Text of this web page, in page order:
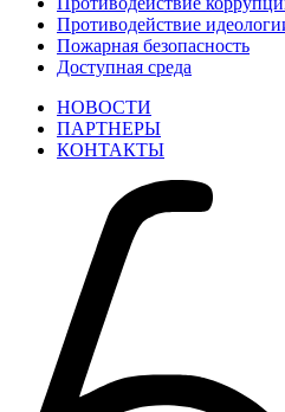
Противодействие
Пожарная безопасность
Доступная среда
НОВОСТИ
ПАРТНЕРЫ
КОНТАКТЫ